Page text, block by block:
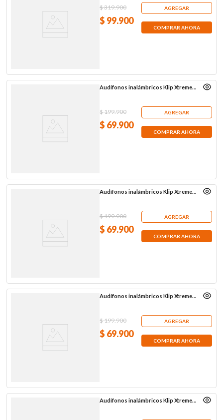
$319.900
$ 99.900
AGREGAR
COMPRAR AHORA
Audífonos inalámbricos Klip Xtreme
$199.900
$ 69.900
AGREGAR
COMPRAR AHORA
Audífonos inalámbricos Klip Xtreme
$199.900
$ 69.900
AGREGAR
COMPRAR AHORA
Audífonos inalámbricos Klip Xtreme
$199.900
$ 69.900
AGREGAR
COMPRAR AHORA
Audífonos inalámbricos Klip Xtreme